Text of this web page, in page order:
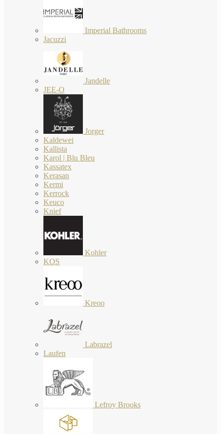
Imperial Bathrooms
Jacuzzi
Jandelle
JEE-O
Jorger
Kaldewei
Kallista
Karol | Blu Bleu
Kassatex
Kerasan
Kermi
Kerrock
Keuco
Knief
Kohler
KOS
Kreoo
Labrazel
Laufen
Lefroy Brooks